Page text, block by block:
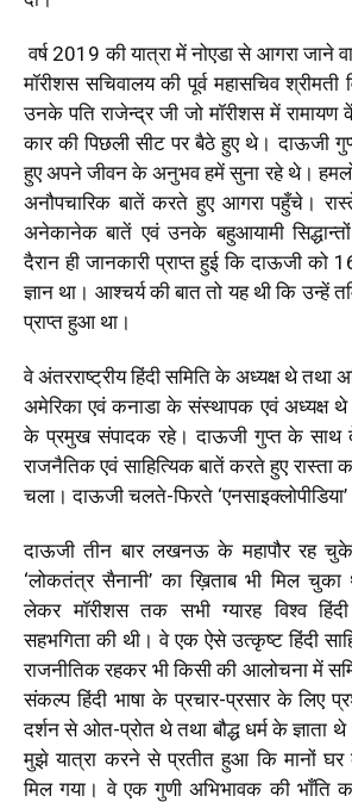
वर्ष 2019 की यात्रा में नोएडा से आगरा जाने
मॉरीशस सचिवालय की पूर्व महासचिव
उनके पति राजेन्द्र जी जो मॉरीशस में
कार की पिछली सीट पर बैठे हुए थे। दाऊजी
हुए अपने जीवन के अनुभव हमें सुना रहे थे।
अनौपचारिक बातें करते हुए आगरा पहुँचे।
अनेकानेक बातें एवं उनके बहुआयामी
दैरान ही जानकारी प्राप्त हुई कि दाऊजी
ज्ञान था। आश्चर्य की बात तो यह थी कि उन्हें
प्राप्त हुआ था।
वे अंतरराष्ट्रीय हिंदी समिति के अध्यक्ष थे तथा
अमेरिका एवं कनाडा के संस्थापक एवं अध्यक्ष थे।
के प्रमुख संपादक रहे। दाऊजी गुप्त के साथ
राजनैतिक एवं साहित्यिक बातें करते हुए रास्ता
चला। दाऊजी चलते-फिरते
दाऊजी तीन बार लखनऊ के महापौर रह
‘लोकतंत्र सैनानी’ का ख़िताब भी मिल चुका
लेकर मॉरीशस तक सभी ग्यारह विश्व
सहभगिता की थी। वे एक ऐसे उत्कृष्ट हिंदी
राजनीतिक रहकर भी किसी की आलोचना में
संकल्प हिंदी भाषा के प्रचार-प्रसार के लिए
दर्शन से ओत-प्रोत थे तथा बौद्ध धर्म के ज्ञाता
मुझे यात्रा करने से प्रतीत हुआ कि मानों घर
मिल गया। वे एक गुणी अभिभावक की भाँति